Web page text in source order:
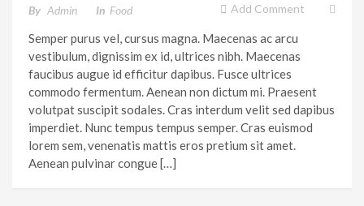
By Admin In Food Add Comment
Semper purus vel, cursus magna. Maecenas ac arcu
vestibulum, dignissim ex id, ultrices nibh. Maecenas
faucibus augue id efficitur dapibus. Fusce ultrices
commodo fermentum. Aenean non dictum mi. Praesent
volutpat suscipit sodales. Cras interdum velit sed dapibus
imperdiet. Nunc tempus tempus semper. Cras euismod
lorem sem, venenatis mattis eros pretium sit amet.
Aenean pulvinar congue […]